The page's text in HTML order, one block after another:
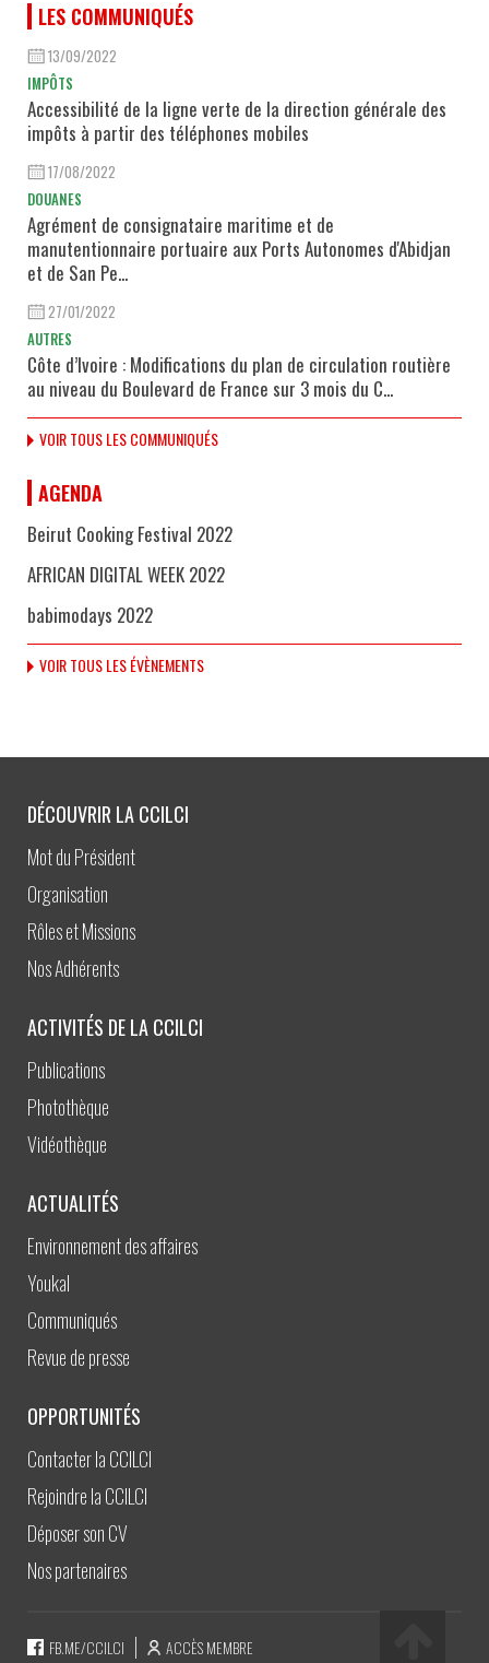
LES COMMUNIQUÉS
13/09/2022
IMPÔTS
Accessibilité de la ligne verte de la direction générale des
impôts à partir des téléphones mobiles
17/08/2022
DOUANES
Agrément de consignataire maritime et de
manutentionnaire portuaire aux Ports Autonomes d'Abidjan
et de San Pe...
27/01/2022
AUTRES
Côte d’Ivoire : Modifications du plan de circulation routière
au niveau du Boulevard de France sur 3 mois du C...
VOIR TOUS LES COMMUNIQUÉS
AGENDA
Beirut Cooking Festival 2022
AFRICAN DIGITAL WEEK 2022
babimodays 2022
VOIR TOUS LES ÉVÈNEMENTS
DÉCOUVRIR LA CCILCI
Mot du Président
Organisation
Rôles et Missions
Nos Adhérents
ACTIVITÉS DE LA CCILCI
Publications
Photothèque
Vidéothèque
ACTUALITÉS
Environnement des affaires
Youkal
Communiqués
Revue de presse
OPPORTUNITÉS
Contacter la CCILCI
Rejoindre la CCILCI
Déposer son CV
Nos partenaires
FB.ME/CCILCI ACCÈS MEMBRE